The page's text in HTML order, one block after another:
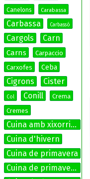
Canelons Carabassa
Carbassa Carbassó
Cargols Carn
Carns
Carpaccio
Carxofes
Ceba
Cigrons Cister
Col Conill
Crema
Cremes
Cuina amb xixorrites
Cuina d'hivern
Cuina de primavera
Cuina de primavera-estiu